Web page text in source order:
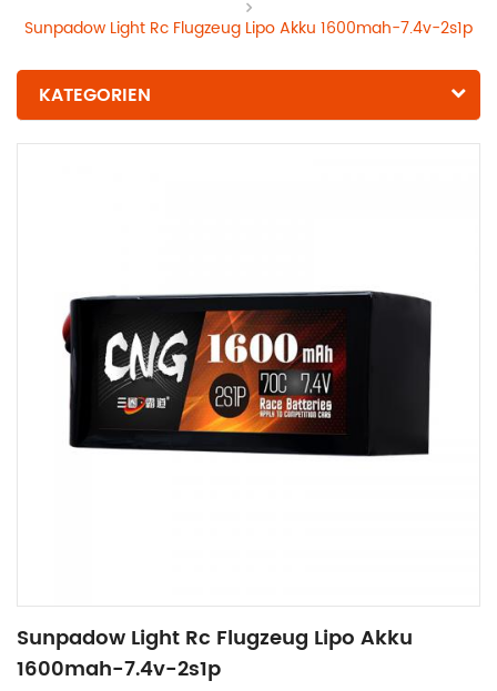
Sunpadow Light Rc Flugzeug Lipo Akku 1600mah-7.4v-2s1p
KATEGORIEN
Sunpadow Light Rc Flugzeug Lipo Akku
1600mah-7.4v-2s1p